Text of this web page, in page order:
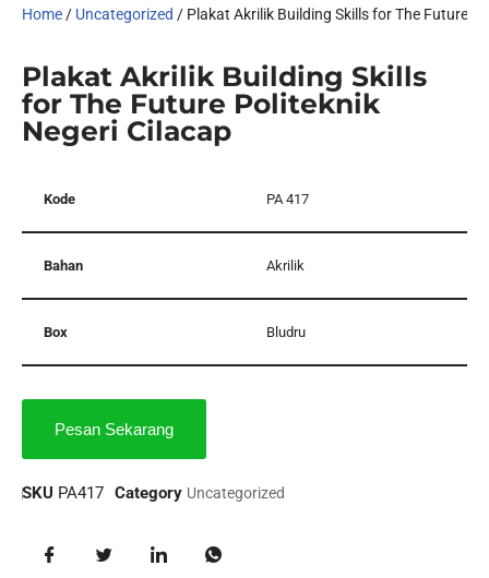
Home/ Uncategorized / Plakat Akrilik Building Skills for The Future
Plakat Akrilik Building Skills
for The Future Politeknik
Negeri Cilacap
Kode PA 417
Bahan Akrilik
Box Bludru
Pesan Sekarang
SKU PA417 Category Uncategorized